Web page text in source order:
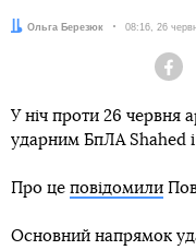
Автор:
Ольга Березюк Дата:
08:16, 26
У ніч проти 26 червня
ударним БпЛА Shahed і
Про це повідомили
Основний напрямок